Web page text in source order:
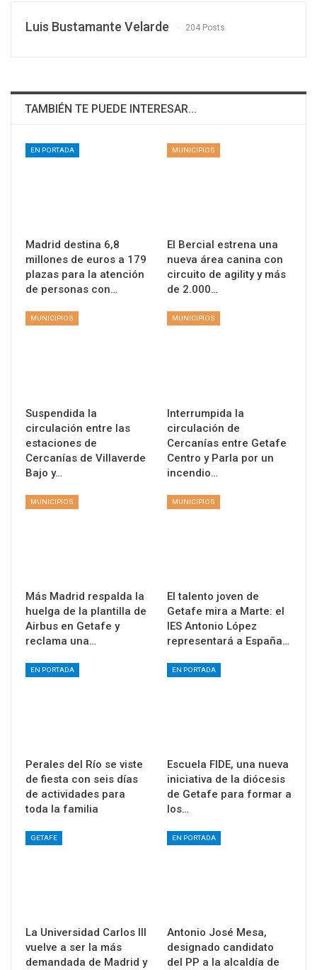
Luis Bustamante Velarde 204 Posts
TAMBIÉN TE PUEDE INTERESAR...
EN PORTADA
Madrid destina 6,8
millones de euros a 179
plazas para la atención
de personas con…
MUNICIPIOS
El Bercial estrena una
nueva área canina con
circuito de agility y más
de 2.000…
MUNICIPIOS
Suspendida la
circulación entre las
estaciones de
Cercanías de Villaverde
Bajo y…
MUNICIPIOS
Interrumpida la
circulación de
Cercanías entre Getafe
Centro y Parla por un
incendio…
MUNICIPIOS
Más Madrid respalda la
huelga de la plantilla de
Airbus en Getafe y
reclama una…
MUNICIPIOS
El talento joven de
Getafe mira a Marte: el
IES Antonio López
representará a España…
EN PORTADA
Perales del Río se viste
de fiesta con seis días
de actividades para
toda la familia
EN PORTADA
Escuela FIDE, una nueva
iniciativa de la diócesis
de Getafe para formar a
los…
GETAFE
La Universidad Carlos III
vuelve a ser la más
demandada de Madrid y
EN PORTADA
Antonio José Mesa,
designado candidato
del PP a la alcaldía de